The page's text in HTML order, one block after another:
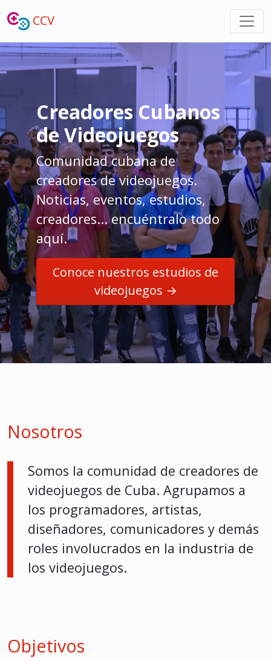
CCV
Creadores Cubanos
de Videojuegos
Comunidad cubana de
creadores de videojuegos.
Noticias, eventos, estudios,
creadores... encuéntralo todo
aquí.
Conoce nuestros estudios de
videojuegos →
Nosotros
Somos la comunidad de creadores de
videojuegos de Cuba. Agrupamos a
los programadores, artistas,
diseñadores, comunicadores y demás
roles involucrados en la industria de
los videojuegos.
Objetivos